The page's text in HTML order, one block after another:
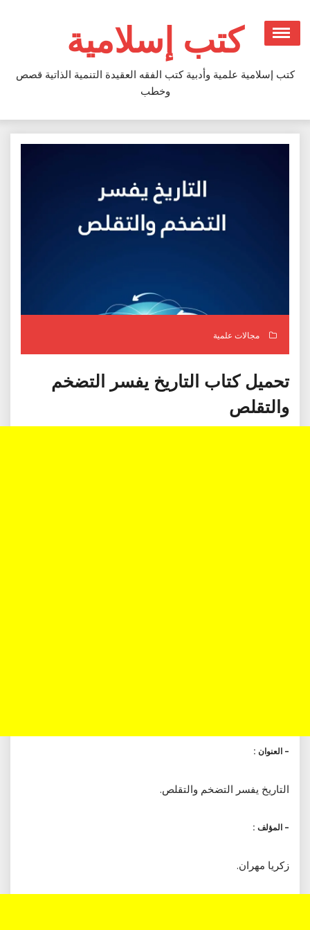
content
كتب إسلامية
كتب إسلامية علمية وأدبية كتب الفقه العقيدة التنمية الذاتية قصص
وخطب
مجالات علمية
تحميل كتاب التاريخ يفسر التضخم
والتقلص
– العنوان :
التاريخ يفسر التضخم والتقلص.
– المؤلف :
زكريا مهران.